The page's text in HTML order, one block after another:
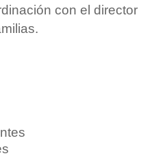
con el director